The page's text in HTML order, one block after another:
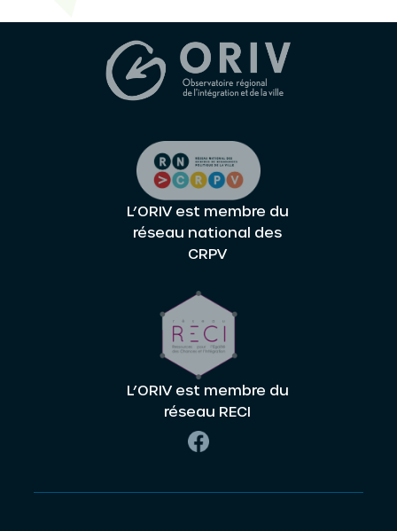
L’ORIV est membre du
réseau national des
CRPV
L’ORIV est membre du
réseau RECI